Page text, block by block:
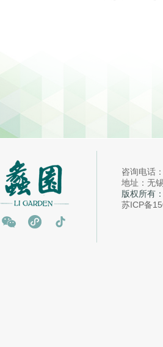
咨询电话
地址：无
版权所有
苏ICP备